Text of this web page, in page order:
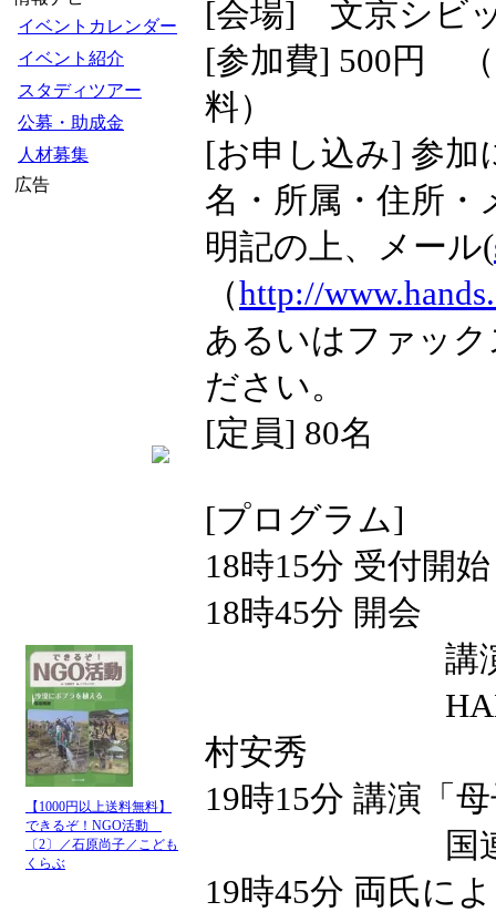
イベントカレンダー
イベント紹介
スタディツアー
公募・助成金
人材募集
広告
【1000円以上送料無料】
できるぞ！NGO活動
〔2〕／石原尚子／こども
くらぶ
[会場] 文京シビ
[参加費] 500円 （
料）
[お申し込み] 参加
名・所属・住所
明記の上、メール(
（http://
あるいはファック
ださい。
[定員] 80名
[プログラム]
18時15分 受付開始
18時45分 開会
講演「子ど
HANDS代
村安秀
19時15分 講演「
国連人口基
19時45分 両氏に